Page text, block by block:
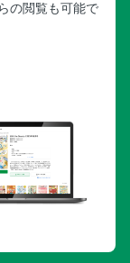
の閲覧も可能で